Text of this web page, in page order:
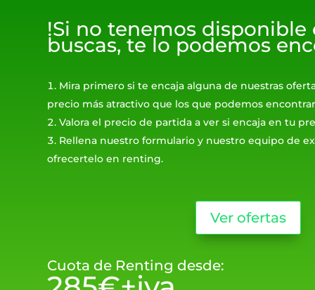
!Si no tenemos disponible
buscas, te lo podemos
Mira primero si te encaja alguna de nuestras
precio más atractivo que los que podemos
Valora el precio de partida a ver si encaja en tu
Rellena nuestro formulario y nuestro equipo de
ofrecertelo en renting.
Ver ofertas
Cuota de Renting desde: